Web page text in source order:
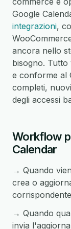
Google
integrazioni,
ancora nello
bisogno. Tutto
e conforme al
completi,
degli accessi
Workflow
Calendar
→ Quando
crea o
→ Quando
invia